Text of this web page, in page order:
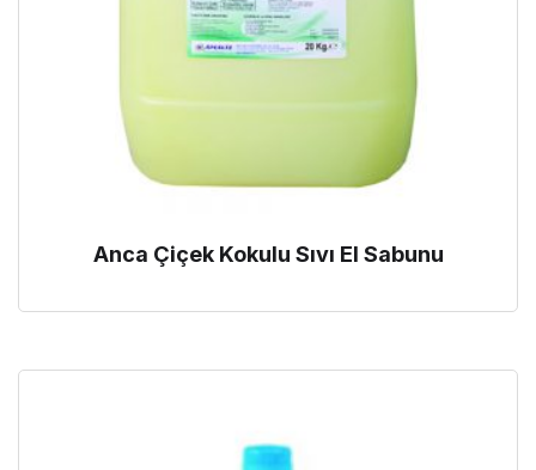
Anca Çiçek Kokulu Sıvı El Sabunu